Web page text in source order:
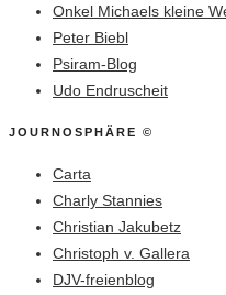
Onkel Michaels kleine
Peter Biebl
Psiram-Blog
Udo Endruscheit
JOURNOSPHÄRE ©
Carta
Charly Stannies
Christian Jakubetz
Christoph v. Gallera
DJV-freienblog